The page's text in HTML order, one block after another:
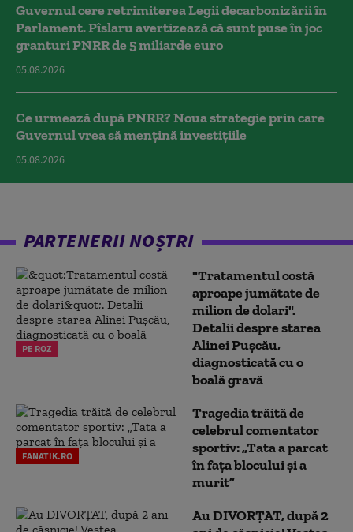
Guvernul cere retrimiterea Legii decarbonizării în
Parlament. Pîslaru avertizează că sunt puse în joc
granturi PNRR de 5 miliarde euro
05.08.2026
Ce urmează după PNRR? Noua strategie prin care
Guvernul vrea să mențină investițiile
05.08.2026
PARTENERII NOȘTRI
PE ROZ
"Tratamentul costă
aproape jumătate de
milion de dolari".
Detalii despre starea
Alinei Pușcău,
diagnosticată cu o
boală gravă
FANATIK.RO
Tragedia trăită de
celebrul comentator
sportiv: „Tata a parcat
în fața blocului și a
murit”
Au DIVORȚAT, după 2